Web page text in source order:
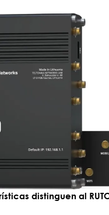
distinguen al